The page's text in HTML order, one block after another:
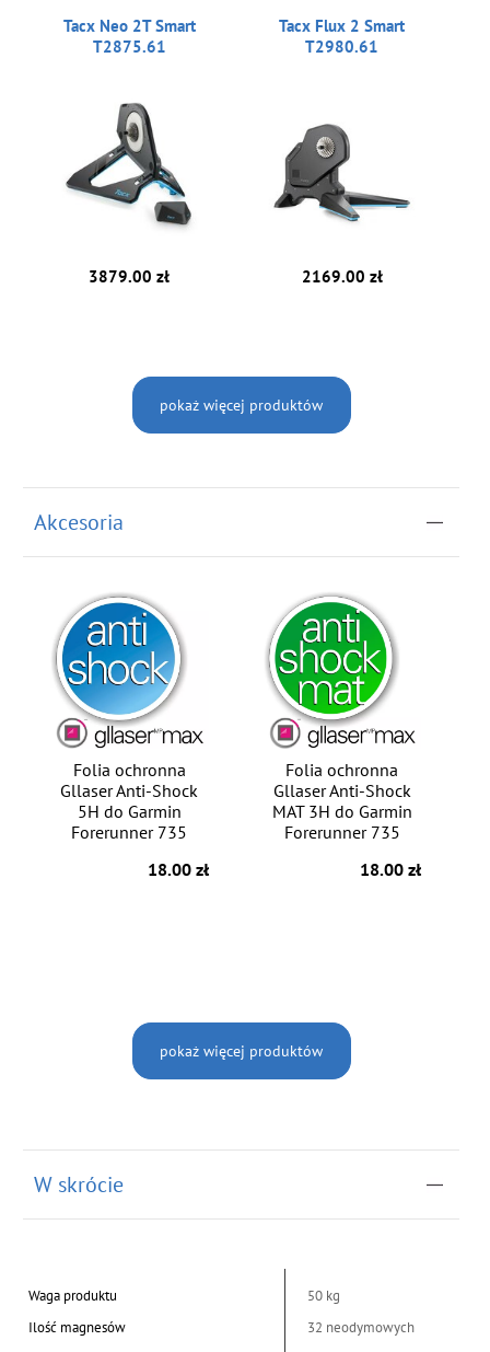
Tacx Neo 2T Smart
T2875.61
3879.00 zł
Tacx Flux 2 Smart
T2980.61
2169.00 zł
pokaż więcej produktów
Akcesoria
Folia ochronna
Gllaser Anti-Shock
5H do Garmin
Forerunner 735
18.00 zł
Folia ochronna
Gllaser Anti-Shock
MAT 3H do Garmin
Forerunner 735
18.00 zł
pokaż więcej produktów
W skrócie
Waga produktu
50 kg
Ilość magnesów
32 neodymowych